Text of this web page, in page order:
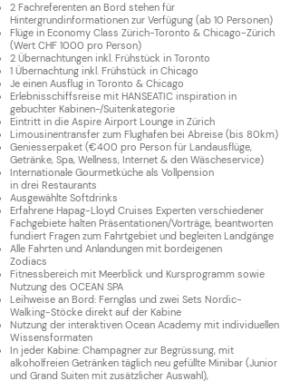
2 Fachreferenten an Bord stehen für
Hintergrundinformationen zur Verfügung (ab 10 Personen)
Flüge in Economy Class Zürich-Toronto & Chicago-Zürich
(Wert CHF 1000 pro Person)
2 Übernachtungen inkl. Frühstück in Toronto
1 Übernachtung inkl. Frühstück in Chicago
Je einen Ausflug in Toronto & Chicago
Erlebnisschiffsreise mit HANSEATIC inspiration in
gebuchter Kabinen-/Suitenkategorie
Eintritt in die Aspire Airport Lounge in Zürich
Limousinentransfer zum Flughafen bei Abreise (bis 80km)
Geniesserpaket (€400 pro Person für Landausflüge,
Getränke, Spa, Wellness, Internet & den Wäscheservice)
Internationale Gourmetküche als Vollpension
in drei Restaurants
Ausgewählte Softdrinks
Erfahrene Hapag-Lloyd Cruises Experten verschiedener
Fachgebiete halten Präsentationen/Vorträge, beantworten
fundiert Fragen zum Fahrtgebiet und begleiten Landgänge
Alle Fahrten und Anlandungen mit bordeigenen
Zodiacs
Fitnessbereich mit Meerblick und Kursprogramm sowie
Nutzung des OCEAN SPA
Leihweise an Bord: Fernglas und zwei Sets Nordic-
Walking-Stöcke direkt auf der Kabine
Nutzung der interaktiven Ocean Academy mit individuellen
Wissensformaten
In jeder Kabine: Champagner zur Begrüssung, mit
alkoholfreien Getränken täglich neu gefüllte Minibar (Junior
und Grand Suiten mit zusätzlicher Auswahl),